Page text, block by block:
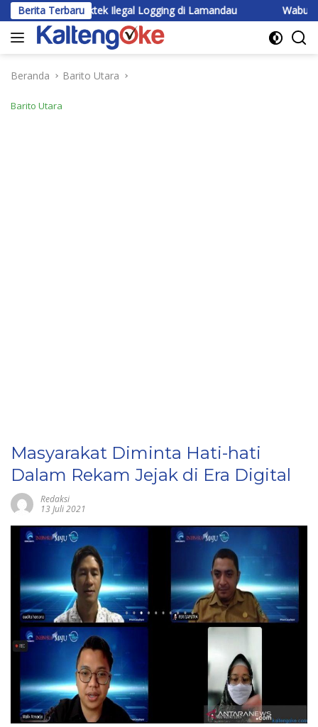
Langsung
ke
konten
Berita Terbaru
Praktek Ilegal Logging di Lamandau Wabup Katingan
Beranda Barito Utara
Barito Utara
Masyarakat Diminta Hati-hati
Dalam Rekam Jejak di Era Digital
Redaksi
13 Juli 2021